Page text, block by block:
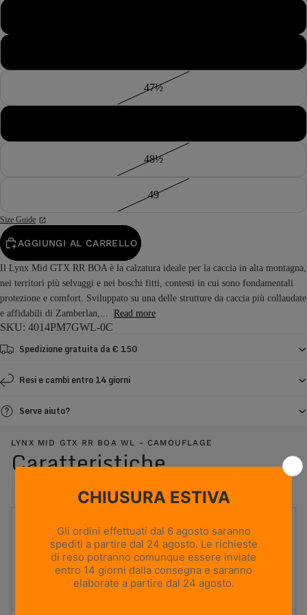
47½
48½
49
Size Guide
AGGIUNGI AL CARRELLO
Il Lynx Mid GTX RR BOA è la calzatura ideale per la caccia in alta montagna,
nei territori più selvaggi e nei boschi fitti, contesti in cui sono fondamentali
protezione e comfort. Sviluppato su una delle strutture da caccia più collaudate
e affidabili di Zamberlan,... Read more
SKU: 4014PM7GWL-0C
Spedizione gratuita da € 150
Resi e cambi entro 14 giorni
Serve aiuto?
LYNX MID GTX RR BOA WL - CAMOUFLAGE
Caratteristiche
UTILIZZO
Caccia in montagna
Based on size US 8 (Half Pair)
ALTEZZA TOMAIA